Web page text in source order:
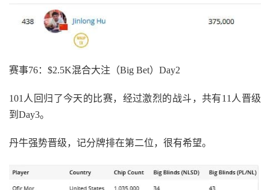
赛事76：$2.5K混合大注（Big Bet）Day2
101人回归了今天的比赛，经过激烈的战斗，共有11人晋级
到Day3。
丹牛强势晋级，记分牌排在第二位，很有希望。